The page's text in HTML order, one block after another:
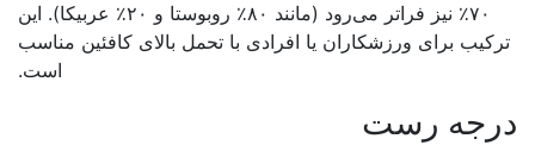
۷۰٪ نیز فراتر می‌رود (مانند ۸۰٪ روبوستا و ۲۰٪ عربیکا). این
برای ورزشکاران یا افرادی با تحمل بالای کافئین مناسب
رست